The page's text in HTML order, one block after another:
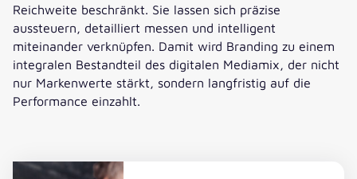
Reichweite beschränkt. Sie lassen sich präzise
aussteuern, detailliert messen und intelligent
miteinander verknüpfen. Damit wird Branding zu einem
integralen Bestandteil des digitalen Mediamix, der nicht
nur Markenwerte stärkt, sondern langfristig auf die
Performance einzahlt.